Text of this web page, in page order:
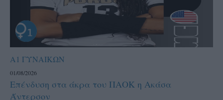
Α1 ΓΥΝΑΙΚΩΝ
01/08/2026
Επένδυση στα άκρα του ΠΑΟΚ η Ακάσα
Άντερσον